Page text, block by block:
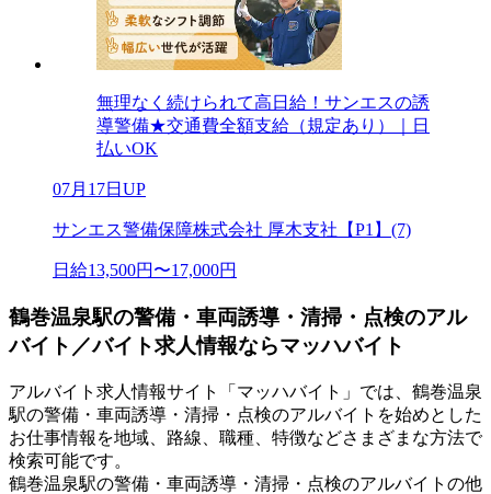
無理なく続けられて高日給！サンエスの誘
導警備★交通費全額支給（規定あり）｜日
払いOK
07月17日UP
サンエス警備保障株式会社 厚木支社【P1】(7)
日給13,500円〜17,000円
鶴巻温泉駅の警備・車両誘導・清掃・点検のアル
バイト／バイト求人情報ならマッハバイト
アルバイト求人情報サイト「マッハバイト」では、鶴巻温泉
駅の警備・車両誘導・清掃・点検のアルバイトを始めとした
お仕事情報を地域、路線、職種、特徴などさまざまな方法で
検索可能です。
鶴巻温泉駅の警備・車両誘導・清掃・点検のアルバイトの他